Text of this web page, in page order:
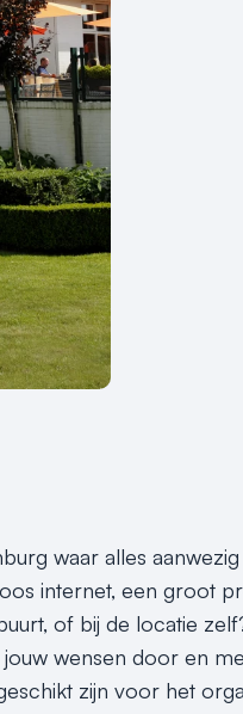
waar alles
internet, een groot
of bij de locatie
wensen door en
zijn voor het